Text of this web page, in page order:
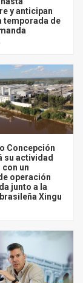
y anticipan
temporada de
Concepción
su actividad
un
operación
junto a la
Xingu